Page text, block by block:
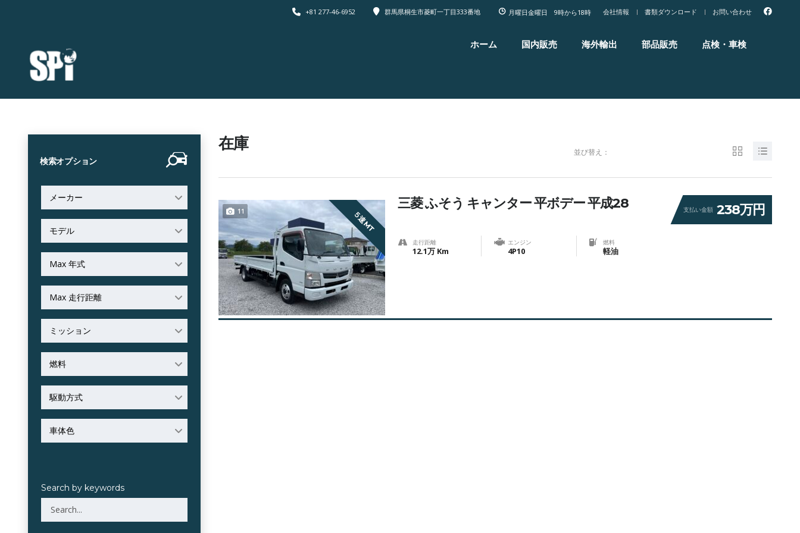
会社情報 書類ダウンロード お問い合わせ
月曜日金曜日 9時から18時
群馬県桐生市菱町一丁目333番地
+81 277-46-6952
ホーム 国内販売 海外輸出 部品販売 点検・車検
検索オプション
メーカー
モデル
Max 年式
Max 走行距離
ミッション
燃料
駆動方式
車体色
Search by keywords
在庫 並び替え：
11 ５速MT 支払い金額 238万円
三菱 ふそう キャンター 平ボデー 平成28
走行距離
12.1万 Km
エンジン
4P10
燃料
軽油